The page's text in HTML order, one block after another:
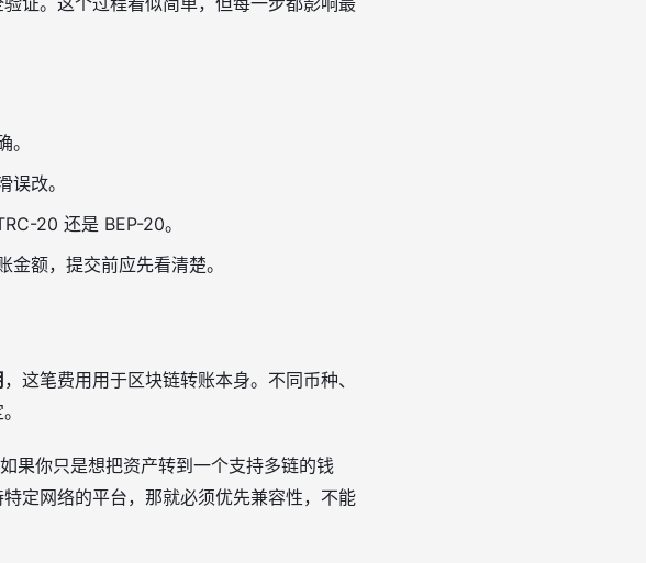
改。
20 还是 BEP-20。
额，提交前应先看清楚。
，这笔费用用于区块链转账本身。不同币种、
果你只是想把资产转到一个支持多链的钱
定网络的平台，那就必须优先兼容性，不能